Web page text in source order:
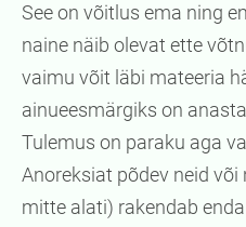
See on võitlus ema ning
naine näib olevat ette
vaimu võit läbi mateeria
ainueesmärgiks on
Tulemus on paraku aga
Anoreksiat põdev neid või
mitte alati) rakendab